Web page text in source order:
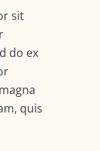
sit
do ex
quis